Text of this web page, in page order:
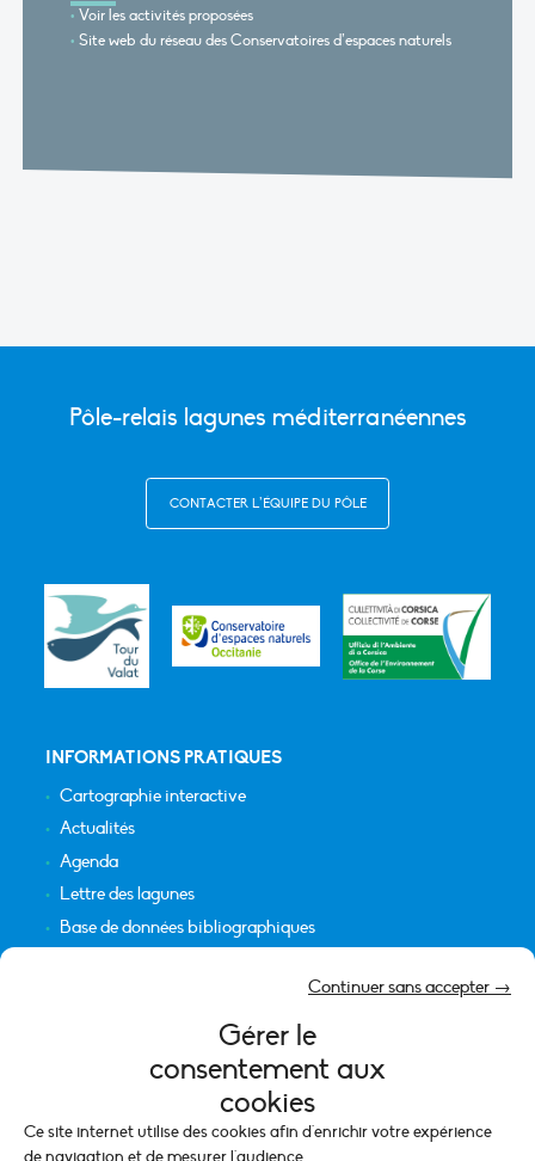
Gérer le
consentement aux
cookies
Ce site internet utilise des cookies afin d'enrichir votre expérience
de navigation et de mesurer l'audience.
Continuer sans accepter →
Voir les activités proposées
Site web du réseau des Conservatoires d’espaces naturels
Pôle-relais lagunes méditerranéennes
CONTACTER L’ÉQUIPE DU PÔLE
INFORMATIONS PRATIQUES
Cartographie interactive
Actualités
Agenda
Lettre des lagunes
Base de données bibliographiques
Mentions légales
Politique de cookies (UE)